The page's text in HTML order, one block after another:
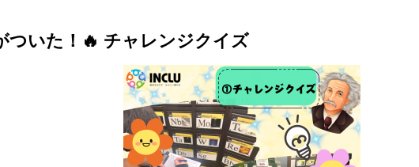
ついた！🔥 チャレンジクイズ